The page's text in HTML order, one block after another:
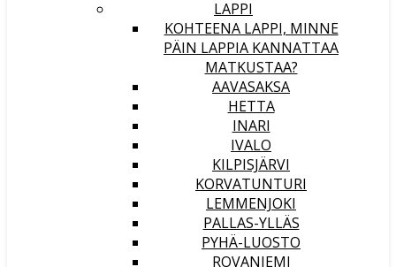
LAPPI
KOHTEENA LAPPI, MINNE
PÄIN LAPPIA KANNATTAA
MATKUSTAA?
AAVASAKSA
HETTA
INARI
IVALO
KILPISJÄRVI
KORVATUNTURI
LEMMENJOKI
PALLAS-YLLÄS
PYHÄ-LUOSTO
ROVANIEMI